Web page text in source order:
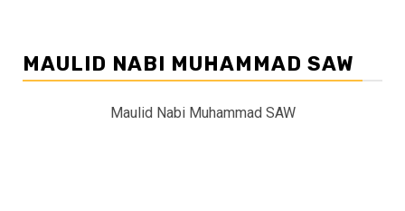
MAULID NABI MUHAMMAD SAW
Maulid Nabi Muhammad SAW